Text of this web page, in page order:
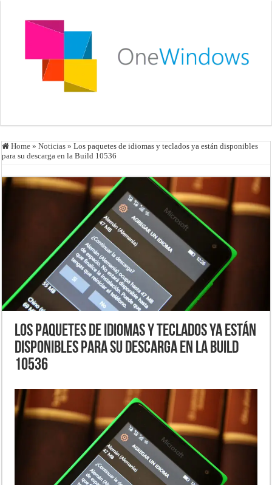
Home » Noticias » Los paquetes de idiomas y teclados ya están disponibles
para su descarga en la Build 10536
Los paquetes de idiomas y teclados ya están
disponibles para su descarga en la Build
10536